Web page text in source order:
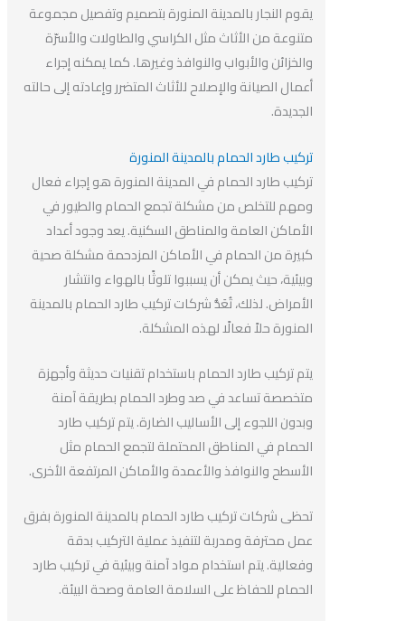
يقوم النجار بالمدينة المنورة بتصميم وتفصيل مجموعة
متنوعة من الأثاث مثل الكراسي والطاولات والأسرّة
والخزائن والأبواب والنوافذ وغيرها. كما يمكنه إجراء
أعمال الصيانة والإصلاح للأثاث المتضرر وإعادته إلى حالته
الجديدة.
تركيب طارد الحمام بالمدينة المنورة
تركيب طارد الحمام في المدينة المنورة هو إجراء فعال
ومهم للتخلص من مشكلة تجمع الحمام والطيور في
الأماكن العامة والمناطق السكنية. يعد وجود أعداد
كبيرة من الحمام في الأماكن المزدحمة مشكلة صحية
وبيئية، حيث يمكن أن يسببوا تلوثًا بالهواء وانتشار
الأمراض. لذلك، تُعَدُّ شركات تركيب طارد الحمام بالمدينة
المنورة حلاً فعالًا لهذه المشكلة.
يتم تركيب طارد الحمام باستخدام تقنيات حديثة وأجهزة
متخصصة تساعد في صد وطرد الحمام بطريقة آمنة
وبدون اللجوء إلى الأساليب الضارة. يتم تركيب طارد
الحمام في المناطق المحتملة لتجمع الحمام مثل
الأسطح والنوافذ والأعمدة والأماكن المرتفعة الأخرى.
تحظى شركات تركيب طارد الحمام بالمدينة المنورة بفرق
عمل محترفة ومدربة لتنفيذ عملية التركيب بدقة
وفعالية. يتم استخدام مواد آمنة وبيئية في تركيب طارد
الحمام للحفاظ على السلامة العامة وصحة البيئة.